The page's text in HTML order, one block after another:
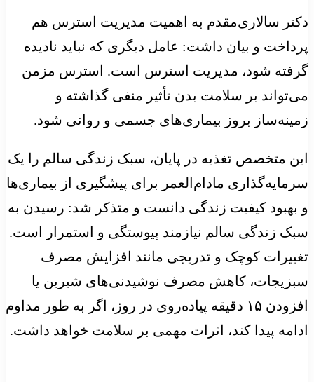
دکتر سالاری‌مقدم به اهمیت مدیریت استرس هم
پرداخت و بیان داشت: عامل دیگری که نباید نادیده
گرفته شود، مدیریت استرس است. استرس مزمن
می‌تواند بر سلامت بدن تأثیر منفی گذاشته و
زمینه‌ساز بروز بیماری‌های جسمی و روانی شود.
این متخصص تغذیه در پایان، سبک زندگی سالم را یک
سرمایه‌گذاری مادام‌العمر برای پیشگیری از بیماری‌ها
و بهبود کیفیت زندگی دانست و متذکر شد: رسیدن به
سبک زندگی سالم نیازمند پیوستگی و استمرار است.
تغییرات کوچک و تدریجی مانند افزایش مصرف
سبزیجات، کاهش مصرف نوشیدنی‌های شیرین یا
افزودن ۱۵ دقیقه پیاده‌روی در روز، اگر به طور مداوم
ادامه پیدا کند، اثرات مهمی بر سلامت خواهد داشت.